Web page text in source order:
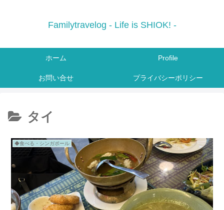
Familytravelog - Life is SHIOK! -
ホーム Profile
お問い合せ プライバシーポリシー
タイ
◆食べる・シンガポール